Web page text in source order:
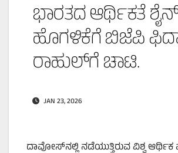
ಭಾರತದ ಆರ್ಥಿಕತೆ
ಹೊಗಳಿಕೆಗೆ ಬಿಜೆಪಿ
ರಾಹುಲ್‌ಗೆ ಚಾಟಿ.
JAN 23, 2026
ದಾವೋಸ್‌ನಲ್ಲಿ ನಡೆಯುತ್ತಿರುವ ವಿಶ್ವ